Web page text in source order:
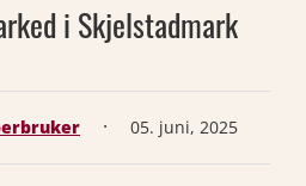
i Skjelstadmark
· 05. juni, 2025